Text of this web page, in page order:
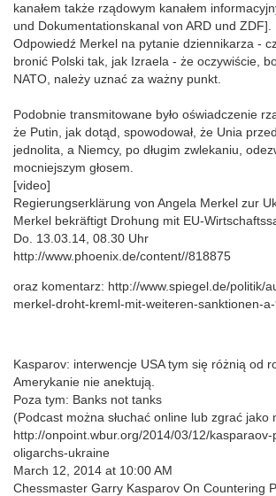
kanałem także rządowym kanałem
und Dokumentationskanal von ARD und ZDF].
Odpowiedź Merkel na pytanie dziennikarza -
bronić Polski tak, jak Izraela - że oczywiście,
NATO, należy uznać za ważny punkt.
Podobnie transmitowane było oświadczenie
że Putin, jak dotąd, spowodował, że Unia
jednolita, a Niemcy, po długim zwlekaniu,
mocniejszym głosem.
[video]
Regierungserklärung von Angela Merkel zur
Merkel bekräftigt Drohung mit EU-
Do. 13.03.14, 08.30 Uhr
http://www.phoenix.de/content//818875
oraz komentarz: http://www.spiegel.de/politik/
merkel-droht-kreml-mit-weiteren-sanktionen-
Kasparov: interwencje USA tym się różnią od
Amerykanie nie anektują.
Poza tym: Banks not tanks
(Podcast można słuchać online lub zgrać jako
http://onpoint.wbur.org/2014/03/12/kasparaov-
oligarchs-ukraine
March 12, 2014 at 10:00 AM
Chessmaster Garry Kasparov On Countering